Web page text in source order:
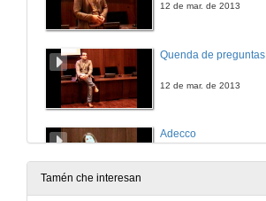
12 de mar. de 2013
Quenda de preguntas
12 de mar. de 2013
Adecco
12 de mar. de 2013
Tamén che interesan